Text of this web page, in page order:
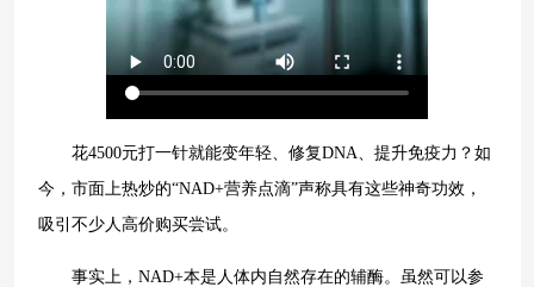
花4500元打一针就能变年轻、修复DNA、提升免疫力？如
今，市面上热炒的“NAD+营养点滴”声称具有这些神奇功效，
吸引不少人高价购买尝试。
事实上，NAD+本是人体内自然存在的辅酶。虽然可以参